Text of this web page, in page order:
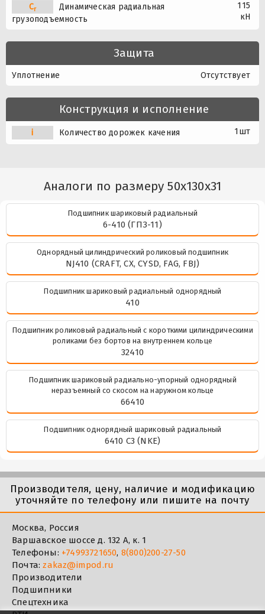
Cr
Динамическая радиальная
грузоподъемность
115
кН
Защита
Уплотнение Отсутствует
Конструкция и исполнение
i Количество дорожек качения 1шт
Аналоги по размеру 50x130x31
Подшипник шариковый радиальный
6-410 (ГПЗ-11)
Однорядный цилиндрический роликовый подшипник
NJ410 (CRAFT, CX, CYSD, FAG, FBJ)
Подшипник шариковый радиальный однорядный
410
Подшипник роликовый радиальный с короткими цилиндрическими
роликами без бортов на внутреннем кольце
32410
Подшипник шариковый радиально-упорный однорядный
неразъемный со скосом на наружном кольце
66410
Подшипник однорядный шариковый радиальный
6410 C3 (NKE)
Производителя, цену, наличие и модификацию
уточняйте по телефону или пишите на почту
Москва, Россия
Варшавское шоссе д. 132 А, к. 1
Телефоны: +74993721650, 8(800)200-27-50
Почта:zakaz@impod.ru
Производители
Подшипники
Спецтехника